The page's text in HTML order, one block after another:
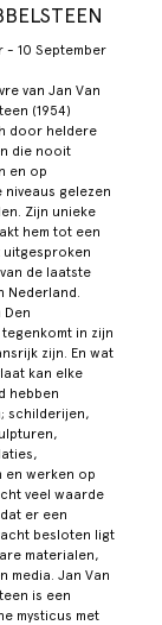
- 10 September
van Jan Van
(1954)
door heldere
die nooit
en op
gelezen
Zijn unieke
hem tot een
uitgesproken
de laatste
Nederland.
Den
in zijn
zijn. En wat
kan elke
hebben
schilderijen,
werken op
veel waarde
er een
besloten ligt
materialen,
media. Jan Van
is een
mysticus met